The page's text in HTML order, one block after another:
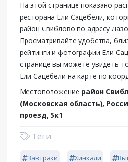
На этой странице показано
ресторана Ели Сацебели,
район Свиблово по адресу
Просматривайте удобства,
рейтинги и фотографии Ели
странице вы можете увидеть
Ели Сацебели на карте по
Местоположение район
(Московская область),
проезд, 5к1
Теги
Завтраки Хинкали